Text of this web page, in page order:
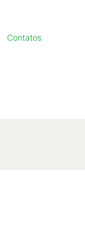
Contatos